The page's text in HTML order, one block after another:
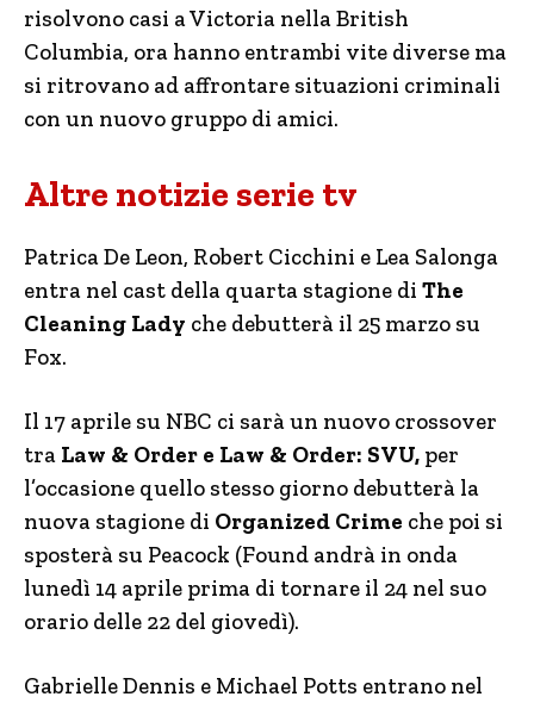
risolvono casi a Victoria nella British
Columbia, ora hanno entrambi vite diverse ma
si ritrovano ad affrontare situazioni criminali
con un nuovo gruppo di amici.
Altre notizie serie tv
Patrica De Leon, Robert Cicchini e Lea Salonga
entra nel cast della quarta stagione di The
Cleaning Lady che debutterà il 25 marzo su
Fox.
Il 17 aprile su NBC ci sarà un nuovo crossover
tra Law & Order e Law & Order: SVU, per
l’occasione quello stesso giorno debutterà la
nuova stagione di Organized Crime che poi si
sposterà su Peacock (Found andrà in onda
lunedì 14 aprile prima di tornare il 24 nel suo
orario delle 22 del giovedì).
Gabrielle Dennis e Michael Potts entrano nel